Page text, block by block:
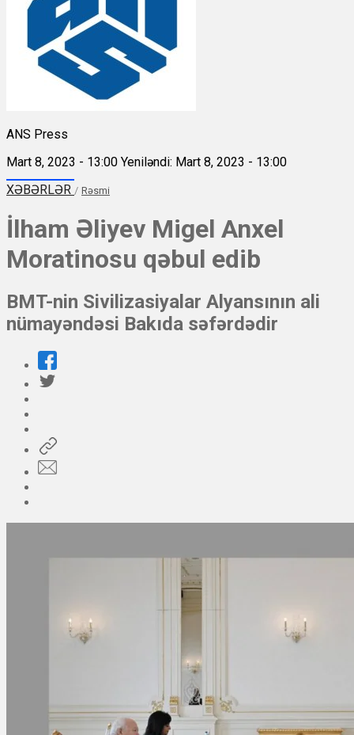
ANS Press
Mart 8, 2023 - 13:00 Yeniləndi: Mart 8, 2023 - 13:00
XƏBƏRLƏR / Rəsmi
İlham Əliyev Migel Anxel
Moratinosu qəbul edib
BMT-nin Sivilizasiyalar Alyansının ali
nümayəndəsi Bakıda səfərdədir